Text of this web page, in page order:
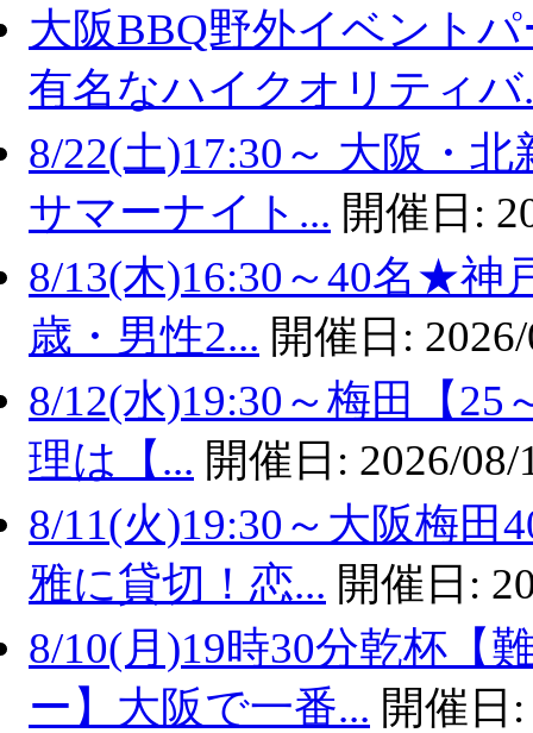
大阪BBQ野外イベント
有名なハイクオリティバ
8/22(土)17:30～ 大阪・
サマーナイト... 開催日:
8/13(木)16:30～40名★神
歳・男性2... 開催日:
8/12(水)19:30～梅田【
理は【... 開催日: 2026/08/
8/11(火)19:30～大阪梅
雅に貸切！恋... 開催日:
8/10(月)19時30分乾杯【
ー】大阪で一番... 開催日